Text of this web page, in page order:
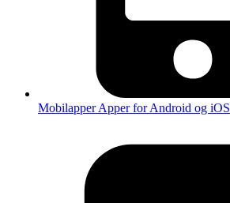
MobilapperApper for Android og iOS